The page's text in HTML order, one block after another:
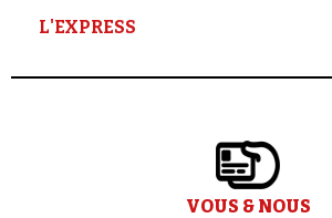
L'EXPRESS
VOUS & NOUS